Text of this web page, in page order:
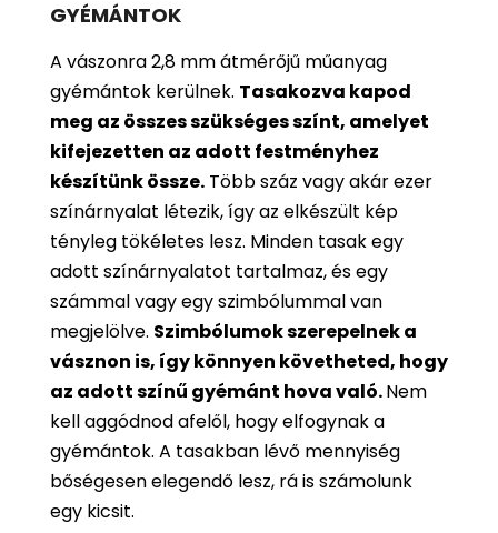
GYÉMÁNTOK
A vászonra 2,8 mm átmérőjű műanyag
gyémántok kerülnek. Tasakozva kapod
meg az összes szükséges színt, amelyet
kifejezetten az adott festményhez
készítünk össze. Több száz vagy akár ezer
színárnyalat létezik, így az elkészült kép
tényleg tökéletes lesz. Minden tasak egy
adott színárnyalatot tartalmaz, és egy
számmal vagy egy szimbólummal van
megjelölve. Szimbólumok szerepelnek a
vásznon is, így könnyen követheted, hogy
az adott színű gyémánt hova való.Nem
kell aggódnod afelől, hogy elfogynak a
gyémántok. A tasakban lévő mennyiség
bőségesen elegendő lesz, rá is számolunk
egy kicsit.